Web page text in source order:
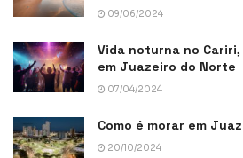
09/06/2024
Vida noturna no
em Juazeiro do Norte
07/04/2024
Como é morar em
20/10/2024